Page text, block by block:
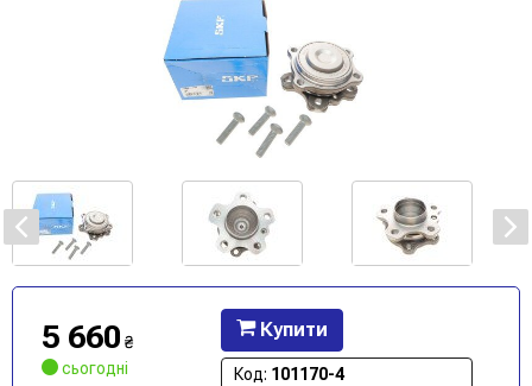
5 660 ₴
сьогодні
Купити
Код: 101170-4